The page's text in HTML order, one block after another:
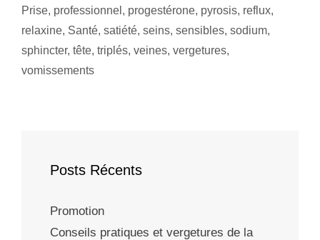
Prise, professionnel , progestérone, pyrosis, reflux,
relaxine, Santé, satiété, seins, sensibles, sodium,
sphincter, tête, triplés, veines, vergetures,
vomissements
Posts Récents
Promotion
Conseils pratiques et vergetures de la